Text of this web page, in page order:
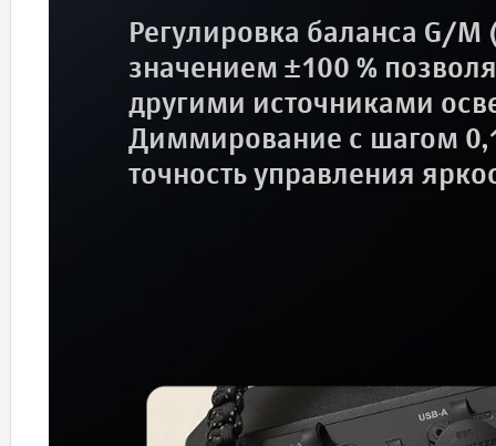
Регулировка баланса G/
значением ±100 %
другими источниками
Диммирование с шагом 0,1
точность управления